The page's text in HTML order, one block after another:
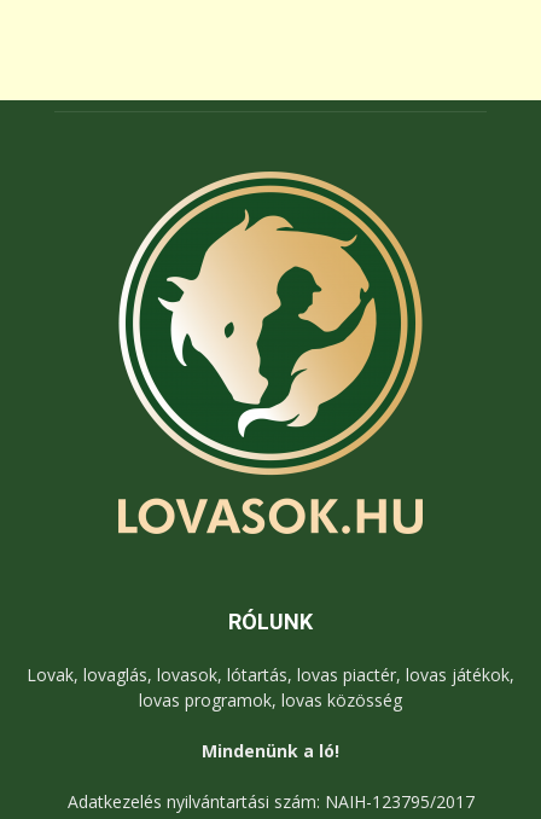
RÓLUNK
Lovak, lovaglás, lovasok, lótartás, lovas piactér, lovas játékok,
lovas programok, lovas közösség
Mindenünk a ló!
Adatkezelés nyilvántartási szám: NAIH-123795/2017